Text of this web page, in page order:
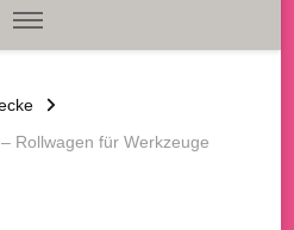
Rollwagen für Werkzeuge